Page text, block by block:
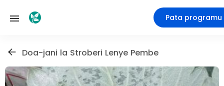
Pata programu
Doa-jani la Stroberi Lenye Pembe